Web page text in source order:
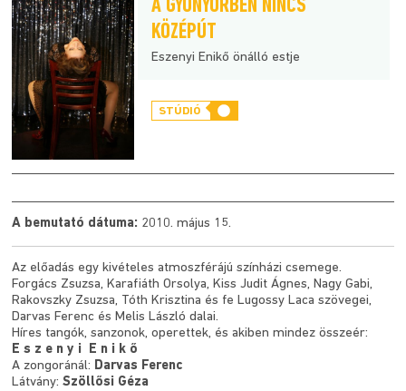
A GYÖNYÖRBEN NINCS
KÖZÉPÚT
Eszenyi Enikő önálló estje
STÚDIÓ
A bemutató dátuma: 2010. május 15.
Az előadás egy kivételes atmoszférájú színházi csemege.
Forgács Zsuzsa, Karafiáth Orsolya, Kiss Judit Ágnes, Nagy Gabi,
Rakovszky Zsuzsa, Tóth Krisztina és fe Lugossy Laca szövegei,
Darvas Ferenc és Melis László dalai.
Híres tangók, sanzonok, operettek, és akiben mindez összeér:
E s z e n y i E n i k ő
A zongoránál: Darvas Ferenc
Látvány:Szöllősi Géza